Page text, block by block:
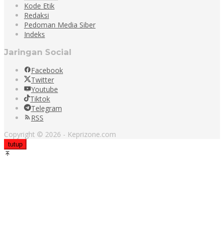
Kode Etik
Redaksi
Pedoman Media Siber
Indeks
Jaringan Social
Facebook
Twitter
Youtube
Tiktok
Telegram
RSS
Copyright © 2026 - Keprizone.com
tutup